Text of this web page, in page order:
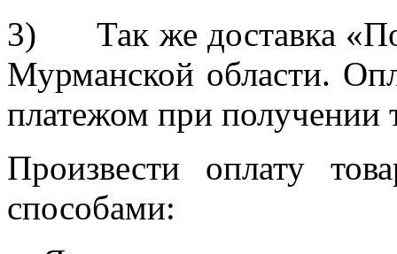
3) Так же доставка
Мурманской области.
платежом при получении
Произвести оплату
способами: